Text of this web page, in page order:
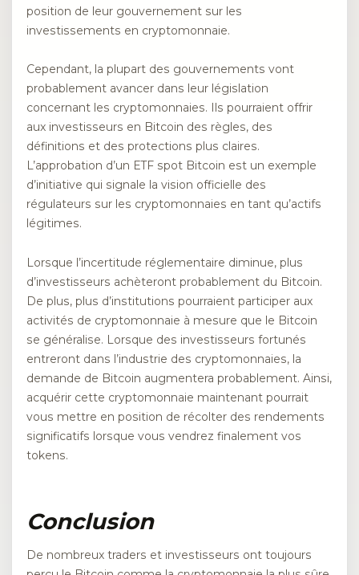
position de leur gouvernement sur les
investissements en cryptomonnaie.
Cependant, la plupart des gouvernements vont
probablement avancer dans leur législation
concernant les cryptomonnaies. Ils pourraient offrir
aux investisseurs en Bitcoin des règles, des
définitions et des protections plus claires.
L’approbation d’un ETF spot Bitcoin est un exemple
d’initiative qui signale la vision officielle des
régulateurs sur les cryptomonnaies en tant qu’actifs
légitimes.
Lorsque l’incertitude réglementaire diminue, plus
d’investisseurs achèteront probablement du Bitcoin.
De plus, plus d’institutions pourraient participer aux
activités de cryptomonnaie à mesure que le Bitcoin
se généralise. Lorsque des investisseurs fortunés
entreront dans l’industrie des cryptomonnaies, la
demande de Bitcoin augmentera probablement. Ainsi,
acquérir cette cryptomonnaie maintenant pourrait
vous mettre en position de récolter des rendements
significatifs lorsque vous vendrez finalement vos
tokens.
Conclusion
De nombreux traders et investisseurs ont toujours